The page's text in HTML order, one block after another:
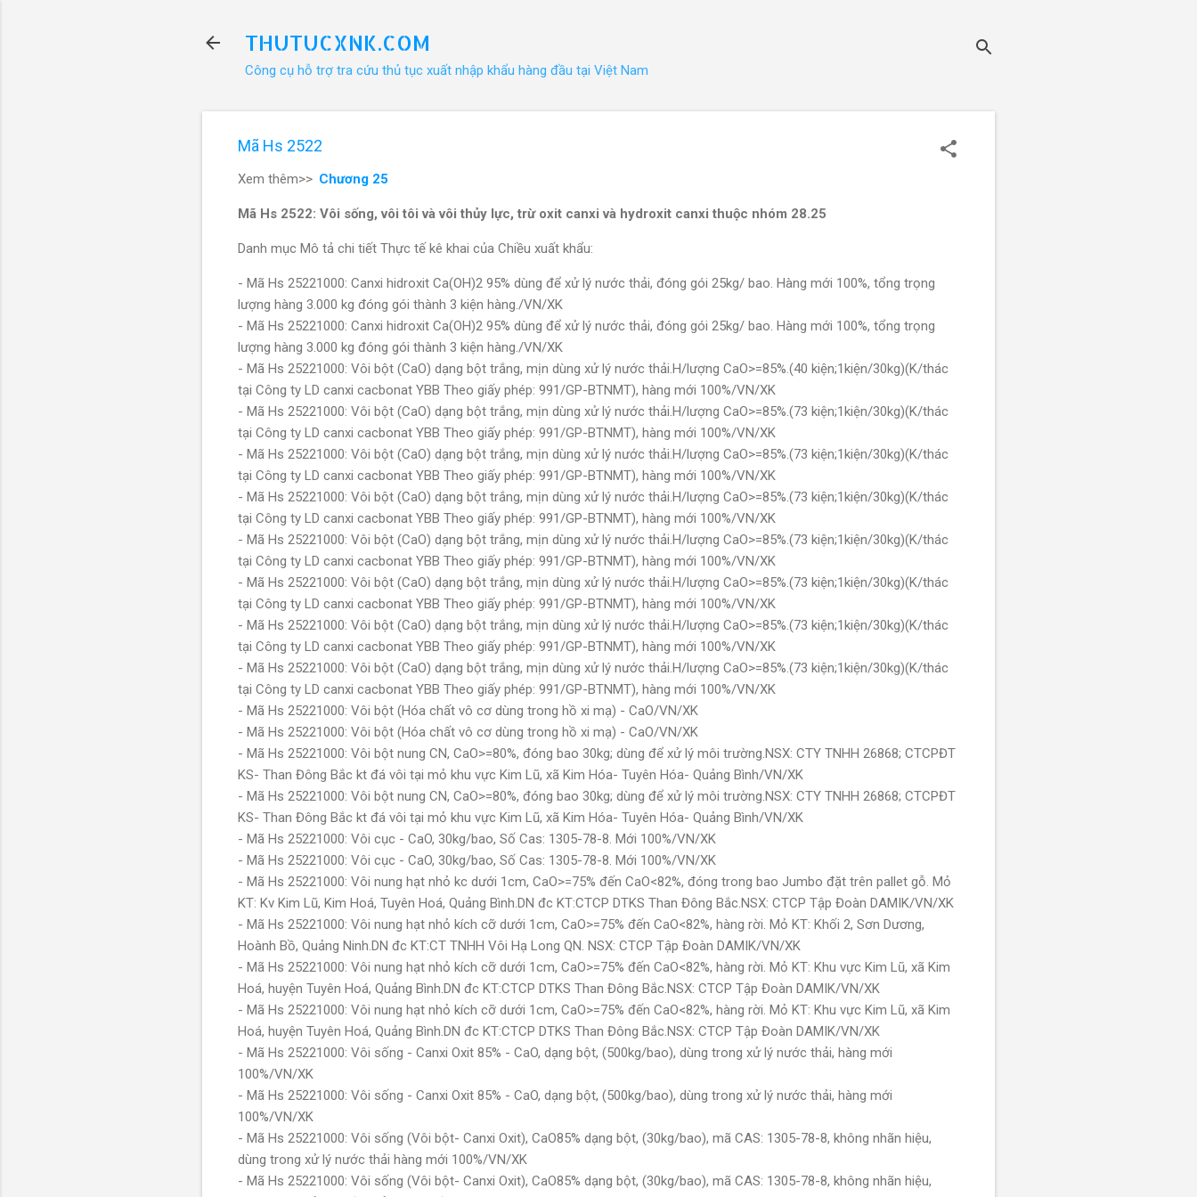
THUTUCXNK.COM
Công cụ hỗ trợ tra cứu thủ tục xuất nhập khẩu hàng đầu tại Việt Nam
Mã Hs 2522
Xem thêm>> Chương 25
Mã Hs 2522: Vôi sống, vôi tôi và vôi thủy lực, trừ oxit canxi và hydroxit canxi thuộc nhóm 28.25
Danh mục Mô tả chi tiết Thực tế kê khai của Chiều xuất khẩu:
- Mã Hs 25221000: Canxi hidroxit Ca(OH)2 95% dùng để xử lý nước thải, đóng gói 25kg/ bao. Hàng mới 100%, tổng trọng
lượng hàng 3.000 kg đóng gói thành 3 kiện hàng./VN/XK
- Mã Hs 25221000: Canxi hidroxit Ca(OH)2 95% dùng để xử lý nước thải, đóng gói 25kg/ bao. Hàng mới 100%, tổng trọng
lượng hàng 3.000 kg đóng gói thành 3 kiện hàng./VN/XK
- Mã Hs 25221000: Vôi bột (CaO) dạng bột trắng, mịn dùng xử lý nước thải.H/lượng CaO>=85%.(40 kiện;1kiện/30kg)(K/thác
tại Công ty LD canxi cacbonat YBB Theo giấy phép: 991/GP-BTNMT), hàng mới 100%/VN/XK
- Mã Hs 25221000: Vôi bột (CaO) dạng bột trắng, mịn dùng xử lý nước thải.H/lượng CaO>=85%.(73 kiện;1kiện/30kg)(K/thác
tại Công ty LD canxi cacbonat YBB Theo giấy phép: 991/GP-BTNMT), hàng mới 100%/VN/XK
- Mã Hs 25221000: Vôi bột (CaO) dạng bột trắng, mịn dùng xử lý nước thải.H/lượng CaO>=85%.(73 kiện;1kiện/30kg)(K/thác
tại Công ty LD canxi cacbonat YBB Theo giấy phép: 991/GP-BTNMT), hàng mới 100%/VN/XK
- Mã Hs 25221000: Vôi bột (CaO) dạng bột trắng, mịn dùng xử lý nước thải.H/lượng CaO>=85%.(73 kiện;1kiện/30kg)(K/thác
tại Công ty LD canxi cacbonat YBB Theo giấy phép: 991/GP-BTNMT), hàng mới 100%/VN/XK
- Mã Hs 25221000: Vôi bột (CaO) dạng bột trắng, mịn dùng xử lý nước thải.H/lượng CaO>=85%.(73 kiện;1kiện/30kg)(K/thác
tại Công ty LD canxi cacbonat YBB Theo giấy phép: 991/GP-BTNMT), hàng mới 100%/VN/XK
- Mã Hs 25221000: Vôi bột (CaO) dạng bột trắng, mịn dùng xử lý nước thải.H/lượng CaO>=85%.(73 kiện;1kiện/30kg)(K/thác
tại Công ty LD canxi cacbonat YBB Theo giấy phép: 991/GP-BTNMT), hàng mới 100%/VN/XK
- Mã Hs 25221000: Vôi bột (CaO) dạng bột trắng, mịn dùng xử lý nước thải.H/lượng CaO>=85%.(73 kiện;1kiện/30kg)(K/thác
tại Công ty LD canxi cacbonat YBB Theo giấy phép: 991/GP-BTNMT), hàng mới 100%/VN/XK
- Mã Hs 25221000: Vôi bột (CaO) dạng bột trắng, mịn dùng xử lý nước thải.H/lượng CaO>=85%.(73 kiện;1kiện/30kg)(K/thác
tại Công ty LD canxi cacbonat YBB Theo giấy phép: 991/GP-BTNMT), hàng mới 100%/VN/XK
- Mã Hs 25221000: Vôi bột (Hóa chất vô cơ dùng trong hồ xi mạ) - CaO/VN/XK
- Mã Hs 25221000: Vôi bột (Hóa chất vô cơ dùng trong hồ xi mạ) - CaO/VN/XK
- Mã Hs 25221000: Vôi bột nung CN, CaO>=80%, đóng bao 30kg; dùng để xử lý môi trường.NSX: CTY TNHH 26868; CTCPĐT
KS- Than Đông Bắc kt đá vôi tại mỏ khu vực Kim Lũ, xã Kim Hóa- Tuyên Hóa- Quảng Bình/VN/XK
- Mã Hs 25221000: Vôi bột nung CN, CaO>=80%, đóng bao 30kg; dùng để xử lý môi trường.NSX: CTY TNHH 26868; CTCPĐT
KS- Than Đông Bắc kt đá vôi tại mỏ khu vực Kim Lũ, xã Kim Hóa- Tuyên Hóa- Quảng Bình/VN/XK
- Mã Hs 25221000: Vôi cục - CaO, 30kg/bao, Số Cas: 1305-78-8. Mới 100%/VN/XK
- Mã Hs 25221000: Vôi cục - CaO, 30kg/bao, Số Cas: 1305-78-8. Mới 100%/VN/XK
- Mã Hs 25221000: Vôi nung hạt nhỏ kc dưới 1cm, CaO>=75% đến CaO<82%, đóng trong bao Jumbo đặt trên pallet gỗ. Mỏ
KT: Kv Kim Lũ, Kim Hoá, Tuyên Hoá, Quảng Bình.DN đc KT:CTCP DTKS Than Đông Bắc.NSX: CTCP Tập Đoàn DAMIK/VN/XK
- Mã Hs 25221000: Vôi nung hạt nhỏ kích cỡ dưới 1cm, CaO>=75% đến CaO<82%, hàng rời. Mỏ KT: Khối 2, Sơn Dương,
Hoành Bồ, Quảng Ninh.DN đc KT:CT TNHH Vôi Hạ Long QN. NSX: CTCP Tập Đoàn DAMIK/VN/XK
- Mã Hs 25221000: Vôi nung hạt nhỏ kích cỡ dưới 1cm, CaO>=75% đến CaO<82%, hàng rời. Mỏ KT: Khu vực Kim Lũ, xã Kim
Hoá, huyện Tuyên Hoá, Quảng Bình.DN đc KT:CTCP DTKS Than Đông Bắc.NSX: CTCP Tập Đoàn DAMIK/VN/XK
- Mã Hs 25221000: Vôi nung hạt nhỏ kích cỡ dưới 1cm, CaO>=75% đến CaO<82%, hàng rời. Mỏ KT: Khu vực Kim Lũ, xã Kim
Hoá, huyện Tuyên Hoá, Quảng Bình.DN đc KT:CTCP DTKS Than Đông Bắc.NSX: CTCP Tập Đoàn DAMIK/VN/XK
- Mã Hs 25221000: Vôi sống - Canxi Oxit 85% - CaO, dạng bột, (500kg/bao), dùng trong xử lý nước thải, hàng mới
100%/VN/XK
- Mã Hs 25221000: Vôi sống - Canxi Oxit 85% - CaO, dạng bột, (500kg/bao), dùng trong xử lý nước thải, hàng mới
100%/VN/XK
- Mã Hs 25221000: Vôi sống (Vôi bột- Canxi Oxit), CaO85% dạng bột, (30kg/bao), mã CAS: 1305-78-8, không nhãn hiệu,
dùng trong xử lý nước thải hàng mới 100%/VN/XK
- Mã Hs 25221000: Vôi sống (Vôi bột- Canxi Oxit), CaO85% dạng bột, (30kg/bao), mã CAS: 1305-78-8, không nhãn hiệu,